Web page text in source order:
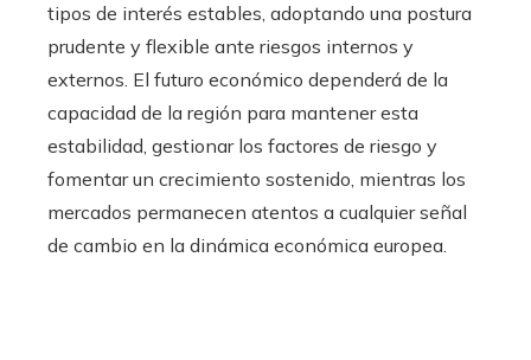
tipos de interés estables, adoptando una postura
prudente y flexible ante riesgos internos y
externos. El futuro económico dependerá de la
capacidad de la región para mantener esta
estabilidad, gestionar los factores de riesgo y
fomentar un crecimiento sostenido, mientras los
mercados permanecen atentos a cualquier señal
de cambio en la dinámica económica europea.